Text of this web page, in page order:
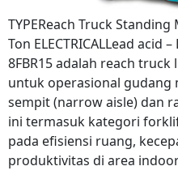
TYPEReach Truck Standing
Ton ELECTRICALLead
8FBR15 adalah reach
untuk operasional
sempit (narrow aisle) dan
ini termasuk kategori
pada efisiensi ruang,
produktivitas di area